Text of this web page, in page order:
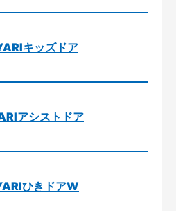
キッズドア
アシストドア
ひきドアW